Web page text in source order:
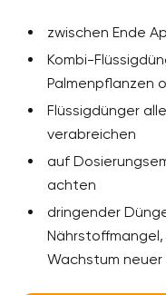
zwischen Ende
Kombi-
Palmenpflanzen
Flüssigdünger
verabreichen
auf
achten
dringender
Wachstum